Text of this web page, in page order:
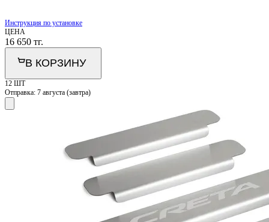
Инструкция по установке
ЦЕНА
16 650 тг.
В КОРЗИНУ
12 ШТ
Отправка: 7 августа (завтра)